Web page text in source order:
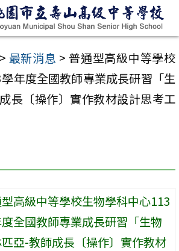
> 最新消息 > 普通型高級中等學校
年度全國教師專業成長研習「生
長〔操作〕實作教材設計思考工
高級中等學校生物學科中心113
全國教師專業成長研習「生物
亞-教師成長〔操作〕實作教材